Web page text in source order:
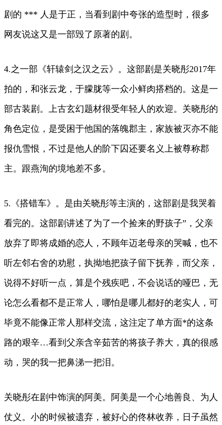
剧的 *** 人是于正，当看到剧中夸张的造型时，很多
网友说这又是一部毁了原著的剧。
4.之一部《轩辕剑之汉之云》。这部剧是关晓彤2017年
拍的，和张云龙，于朦胧等一众小鲜肉搭档的。这是一
部古装剧。上古玄幻题材很受年轻人的欢迎。关晓彤的
角色定位，是受困于他国的落魄郡主，家族被灭亦不能
报仇雪恨，不过是他人的阶下囚还要名义上被尊称郡
主。跟燕洵的境地差不多。
5.《搭错车》。是由关晓彤等主演的，这部剧是我哭着
看完的。这部剧讲述了为了一个捡来的野孩子”，父亲
放弃了即将成婚的恋人，不顾年迈老母亲的哭喊，也不
听左邻右舍的劝慰，执拗地把孩子留下抚养，而父亲，
说得不好听一点，算是个残疾吧，不会说话的哑巴，无
论怎么看都不是正常人，哪怕是哪儿都好的老实人，可
毕竟不能像正常人那样交流，这注定了单方面*的这条
路的艰辛…看到父亲含辛茹苦的将孩子养大，真的很感
动，哭的我一把鼻涕一把泪。
关晓彤在剧中饰演的阿美。阿美是一个心地善良、为人
仗义。小的时候被遗弃，被好心的佟林收养，日子虽然